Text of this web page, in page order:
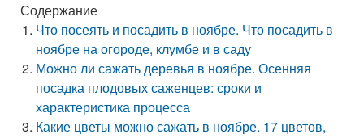
Содержание
Что посеять и посадить в ноябре. Что посадить в
ноябре на огороде, клумбе и в саду
Можно ли сажать деревья в ноябре. Осенняя
посадка плодовых саженцев: сроки и
характеристика процесса
Какие цветы можно сажать в ноябре. 17 цветов,